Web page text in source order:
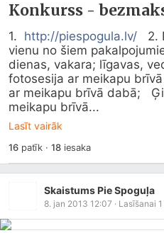
Konkurss -
1. http://piespogula.lv/
vienu no šiem
dienas, vakara; līgavas,
fotosesija ar meikapu
ar meikapu brīvā dabā;
meikapu brīvā...
Lasīt vairāk
16patīk · 18iesaka
Skaistums Pie Spoguļa
8. jan 2013 12:07 · Lasīšanai 1